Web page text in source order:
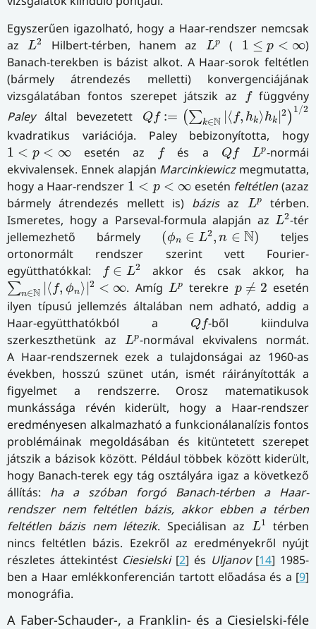
Egyszerűen igazolható, hogy a Haar-rendszer nemcsak
azL2
L2 Hilbert-térben, hanem az Lp
Lp ( 1 ≤ p < ∞
1≤p <∞
)
Banach-terekben is bázist alkot. A Haar-sorok feltétlen
(bármely átrendezés melletti) konvergenciájának
vizsgálatában fontos szerepet játszik az
f
ffüggvény
Paleyáltal bevezetett Qf := ( ∑k∈N |⟨ f, hk⟩hk |2 ) 1/2
Qf:=(∑ k∈N| ⟨f,h k⟩ hk|2)1/2
kvadratikus variációja. Paley bebizonyította, hogy
1 < p < ∞
1 <p<∞ esetén az f
fés a Qf
Qf Lp
Lp-normái
ekvivalensek. Ennek alapján Marcinkiewiczmegmutatta,
hogy a Haar-rendszer 1 < p < ∞
1<p <∞ esetén feltétlen(azaz
bármely átrendezés mellett is) bázisaz Lp
Lp térben.
Ismeretes, hogy a Parseval-formula alapján azL2
L2-tér
jellemezhető bármely (ϕn ∈ L2, n ∈ N)
(ϕn∈L2,n∈N)
teljes
ortonormált rendszer szerint vett Fourier-
együtthatókkal:
f ∈ L2
f∈L2 akkor és csak akkor, ha
∑n∈N ⟨ f, ϕn⟩ 2 < ∞
∑n∈N|⟨f,ϕn⟩| 2<∞ . AmígLp
Lp terekre p ≠ 2
p 2
esetén
ilyen típusú jellemzés általában nem adható, addig a
Haar-együtthatókból a
Qf
Qf-ből kiindulva
szerkeszthetünk azLp
Lp-normával ekvivalens normát.
A Haar-rendszernek ezek a tulajdonságai az 1960-as
években, hosszú szünet után, ismét ráirányították a
figyelmet a rendszerre. Orosz matematikusok
munkássága révén kiderült, hogy a Haar-rendszer
eredményesen alkalmazható a funkcionálanalízis fontos
problémáinak megoldásában és kitüntetett szerepet
játszik a bázisok között. Például többek között kiderült,
hogy Banach-terek egy tág osztályára igaz a következő
állítás: ha a szóban forgó Banach-térben a Haar-
rendszer nem feltétlen bázis, akkor ebben a térben
feltétlen bázis nem létezik. Speciálisan az L1
L1 térben
nincs feltétlen bázis. Ezekről az eredményekről nyújt
részletes áttekintést Ciesielski[2] és Uljanov[14] 1985-
ben a Haar emlékkonferencián tartott előadása és a [9]
monográfia.
A Faber-Schauder-, a Franklin- és a Ciesielski-féle